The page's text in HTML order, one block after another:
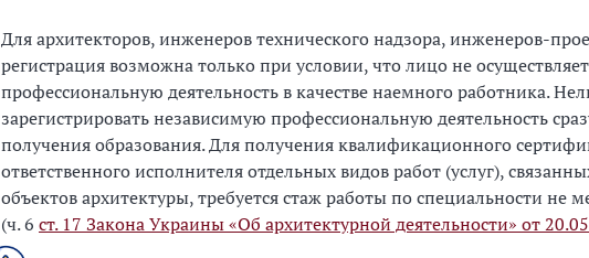
Для архитекторов, инженеров технического надзора, инженеров-
регистрация возможна только при условии, что лицо не осуществляет
профессиональную деятельность в качестве наемного работника.
зарегистрировать независимую профессиональную деятельность
получения образования. Для получения квалификационного
ответственного исполнителя отдельных видов работ (услуг),
объектов архитектуры, требуется стаж работы по специальности не
(ч. 6 ст. 17 Закона Украины «Об архитектурной деятельности» от